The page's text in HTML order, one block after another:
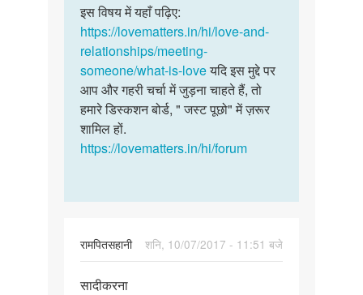
to
पयार
by
रामपितसहानी
इस
विषय
में
यहाँ
पढ़िए:
https…
इस विषय में यहाँ पढ़िए:
https://lovematters.in/hi/love-and-
relationships/meeting-
someone/what-is-loveयदि इस मुद्दे पर
आप और गहरी चर्चा में जुड़ना चाहते हैं, तो
हमारे डिस्कशन बोर्ड, " जस्ट पूछो" में ज़रूर
शामिल हों.
https://lovematters.in/hi/forum
रामपितसहानी
शनि, 10/07/2017 - 11:51 बजे
सादीकरना
सादीकरना